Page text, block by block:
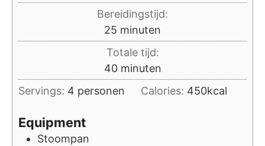
Bereidingstijd:
25 minuten
minuten
Totale tijd:
40minuten
minuten
Servings: 4 personen Calories: 450kcal
Equipment
Stoompan